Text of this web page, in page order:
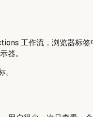
工作流，浏览器标
器。